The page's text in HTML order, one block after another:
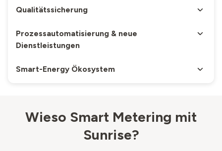
Qualitätssicherung
Prozessautomatisierung & neue
Dienstleistungen
Smart-Energy Ökosystem ​
Wieso Smart Metering mit
Sunrise?​